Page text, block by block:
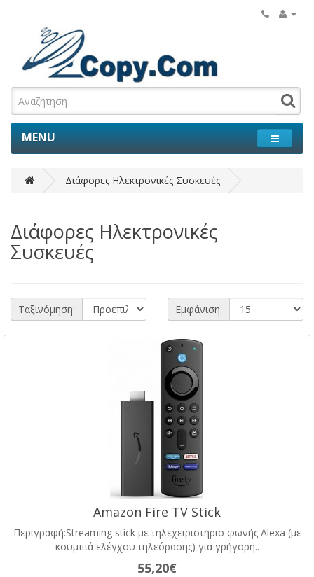
MENU
Διάφορες Ηλεκτρονικές Συσκευές
Διάφορες Ηλεκτρονικές
Συσκευές
Ταξινόμηση: Εμφάνιση:
Amazon Fire TV Stick
Περιγραφή:Streaming stick με τηλεχειριστήριο φωνής Alexa (με
κουμπιά ελέγχου τηλεόρασης) για γρήγορη..
55,20€